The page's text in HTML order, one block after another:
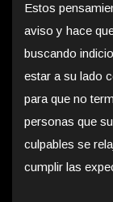
Estos
aviso y hace
buscando
estar a su lado
para que no
personas que
culpables se
cumplir las